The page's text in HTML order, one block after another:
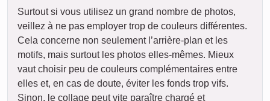
Surtout si vous utilisez un grand nombre de photos,
veillez à ne pas employer trop de couleurs différentes.
Cela concerne non seulement l’arrière-plan et les
motifs, mais surtout les photos elles-mêmes. Mieux
vaut choisir peu de couleurs complémentaires entre
elles et, en cas de doute, éviter les fonds trop vifs.
Sinon, le collage peut vite paraître chargé et